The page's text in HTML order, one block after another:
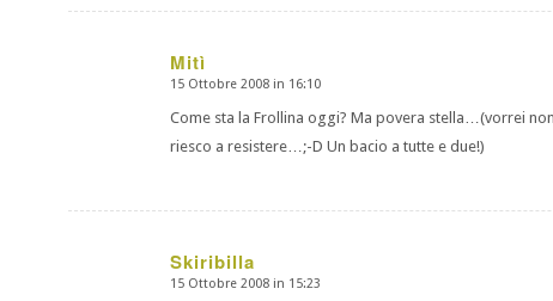
Mitì
dice:
15 Ottobre 2008 in 16:10
Come sta la Frollina oggi? Ma povera stella…(vorrei
riesco a resistere…;-D Un bacio a tutte e due!)
Skiribilla
dice:
15 Ottobre 2008 in 15:23